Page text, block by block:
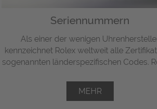
Seriennummern
Als einer der wenigen
kennzeichnet Rolex weltweit alle
sogenannten länderspezifischen Codes.
MEHR